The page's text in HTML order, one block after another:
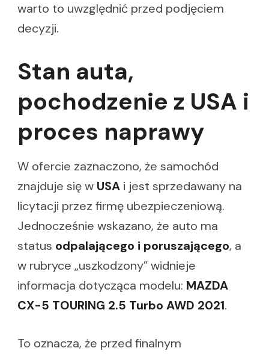
warto to uwzględnić przed podjęciem
decyzji.
Stan auta,
pochodzenie z USA i
proces naprawy
W ofercie zaznaczono, że samochód
znajduje się w USA i jest sprzedawany na
licytacji przez firmę ubezpieczeniową.
Jednocześnie wskazano, że auto ma
status odpalającego i poruszającego, a
w rubryce „uszkodzony” widnieje
informacja dotycząca modelu: MAZDA
CX-5 TOURING 2.5 Turbo AWD 2021.
To oznacza, że przed finalnym